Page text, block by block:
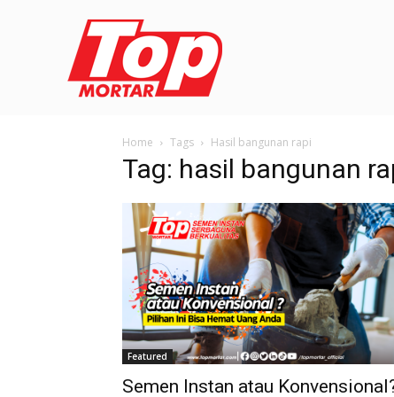
Home Tags Hasil bangunan rapi
Tag: hasil bangunan
Featured
Semen Instan atau